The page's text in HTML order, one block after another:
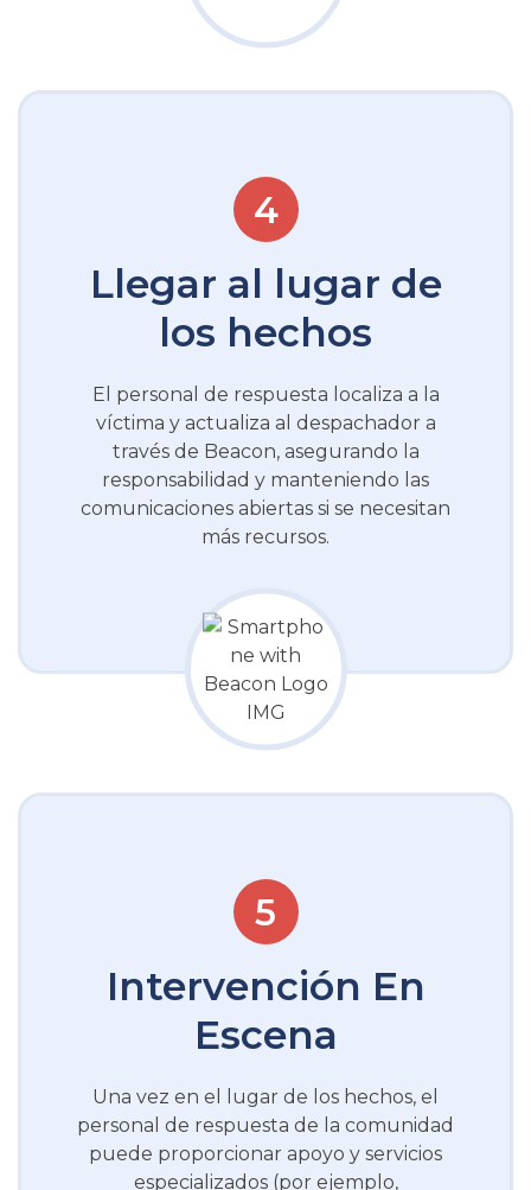
Llegar al lugar de
los hechos
El personal de respuesta localiza a la
víctima y actualiza al despachador a
través de Beacon, asegurando la
responsabilidad y manteniendo las
comunicaciones abiertas si se necesitan
más recursos.
Intervención En
Escena
Una vez en el lugar de los hechos, el
personal de respuesta de la comunidad
puede proporcionar apoyo y servicios
especializados (por ejemplo,